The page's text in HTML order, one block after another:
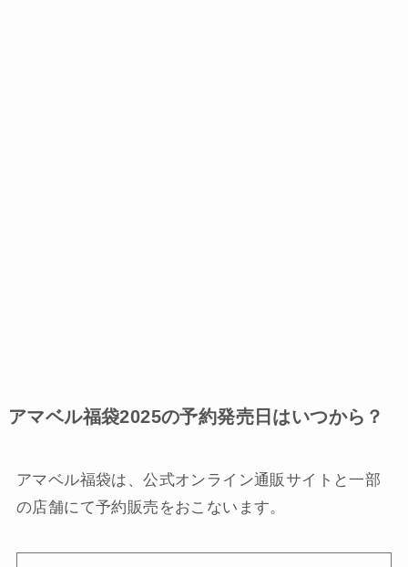
アマベル福袋2025の予約発売日はいつから？
アマベル福袋は、公式オンライン通販サイトと一部
の店舗にて予約販売をおこないます。